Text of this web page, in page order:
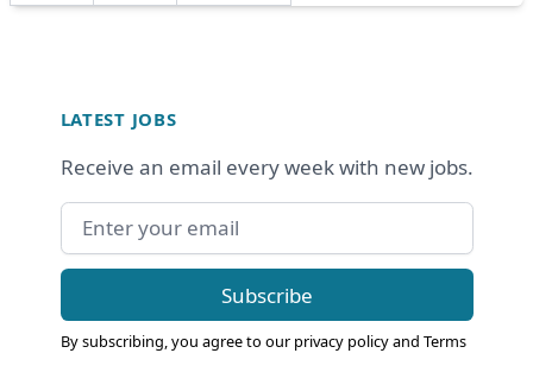
LATEST JOBS
Receive an email every week with new jobs.
Email address
Subscribe
By subscribing, you agree to our privacy policyand Terms